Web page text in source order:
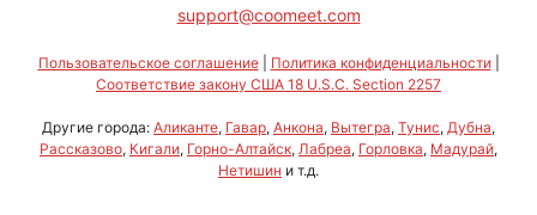
support@coomeet.com
Пользовательское соглашение| Политика конфиденциальности|
Соответствие закону США 18 U.S.C. Section 2257
Другие города: Аликанте, Гавар, Анкона, Вытегра, Тунис, Дубна,
Рассказово, Кигали, Горно-Алтайск, Лабреа, Горловка, Мадурай,
Нетишин и т.д.